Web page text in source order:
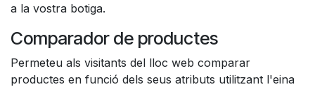
a la vostra botiga.
Comparador de productes
Permeteu als visitants del lloc web comparar
productes en funció dels seus atributs utilitzant l'eina